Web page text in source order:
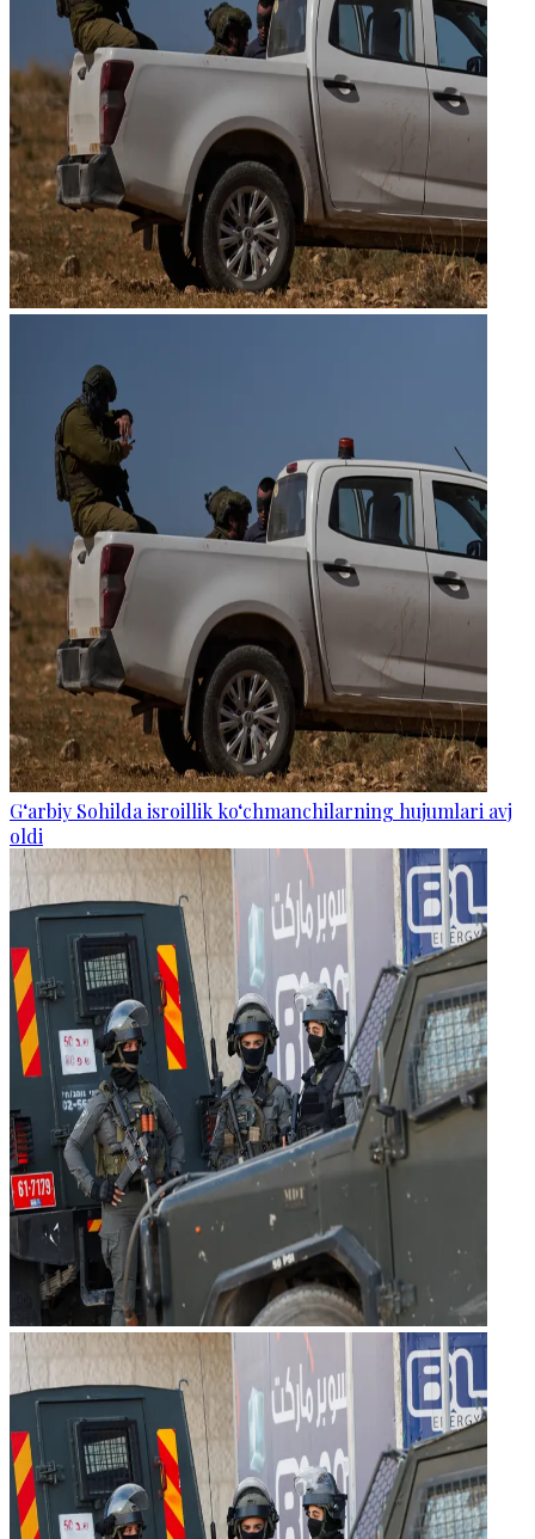
G‘arbiy Sohilda isroillik ko‘chmanchilarning hujumlari avj
oldi